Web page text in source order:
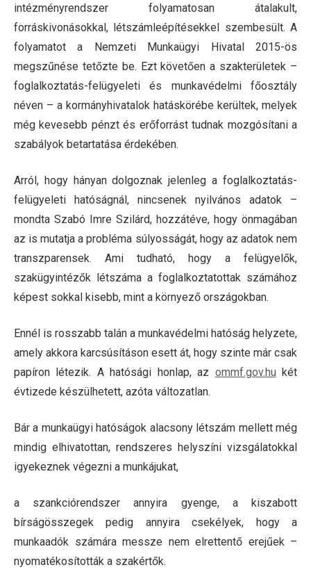
intézményrendszer folyamatosan átalakult,
forráskivonásokkal, létszámleépítésekkel szembesült. A
folyamatot a Nemzeti Munkaügyi Hivatal 2015-ös
megszűnése tetőzte be. Ezt követően a szakterületek –
foglalkoztatás-felügyeleti és munkavédelmi főosztály
néven – a kormányhivatalok hatáskörébe kerültek, melyek
még kevesebb pénzt és erőforrást tudnak mozgósítani a
szabályok betartatása érdekében.
Arról, hogy hányan dolgoznak jelenleg a foglalkoztatás-
felügyeleti hatóságnál, nincsenek nyilvános adatok –
mondta Szabó Imre Szilárd, hozzátéve, hogy önmagában
az is mutatja a probléma súlyosságát, hogy az adatok nem
transzparensek. Ami tudható, hogy a felügyelők,
szakügyintézők létszáma a foglalkoztatottak számához
képest sokkal kisebb, mint a környező országokban.
Ennél is rosszabb talán a munkavédelmi hatóság helyzete,
amely akkora karcsúsításon esett át, hogy szinte már csak
papíron létezik. A hatósági honlap, az ommf.gov.hu két
évtizede készülhetett, azóta változatlan.
Bár a munkaügyi hatóságok alacsony létszám mellett még
mindig elhivatottan, rendszeres helyszíni vizsgálatokkal
igyekeznek végezni a munkájukat,
a szankciórendszer annyira gyenge, a kiszabott
bírságösszegek pedig annyira csekélyek, hogy a
munkaadók számára messze nem elrettentő erejűek –
nyomatékosították a szakértők.